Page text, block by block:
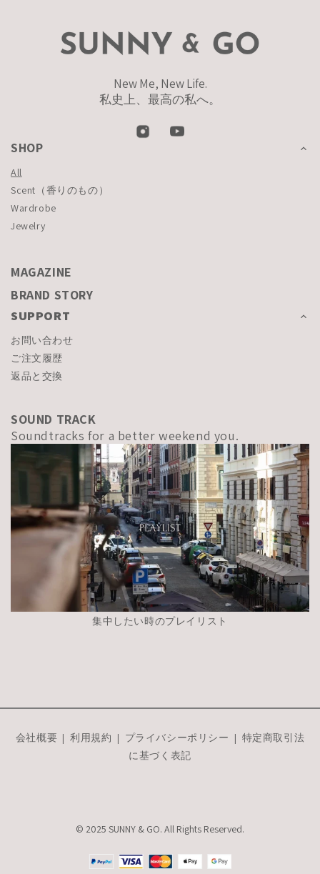
New Me, New Life.
私史上、最高の私へ。
SHOP
All
Scent（香りのもの）
Wardrobe
Jewelry
MAGAZINE
BRAND STORY
SUPPORT
お問い合わせ
ご注文履歴
返品と交換
SOUND TRACK
Soundtracks for a better weekend you.
集中したい時のプレイリスト
会社概要 |利用規約 | プライバシーポリシー | 特定商取引法
に基づく表記
© 2025 SUNNY & GO. All Rights Reserved.